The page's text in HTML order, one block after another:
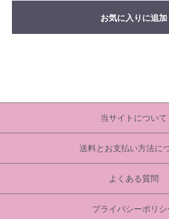
お気に入りに追加
当サイトについて
送料とお支払い方法に
よくある質問
プライバシーポリシ